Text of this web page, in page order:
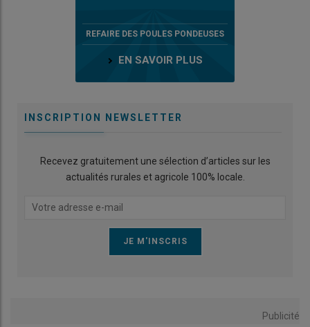
REFAIRE DES POULES PONDEUSES
EN SAVOIR PLUS
INSCRIPTION NEWSLETTER
Recevez gratuitement une sélection d’articles sur les
actualités rurales et agricole 100% locale.
Publicité